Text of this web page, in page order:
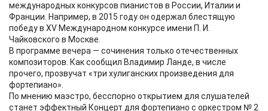
международных конкурсов пианистов в России, Италии и
Франции. Например, в 2015 году он одержал блестящую
победу в XV Международном конкурсе имени П. И.
Чайковского в Москве.
В программе вечера — сочинения только отечественных
композиторов. Как сообщил Владимир Ланде, в числе
прочего, прозвучат «три хулиганских произведения для
фортепиано».
По мнению маэстро, бесспорно открытием для слушателей
станет эффектный Концерт для фортепиано с оркестром № 2